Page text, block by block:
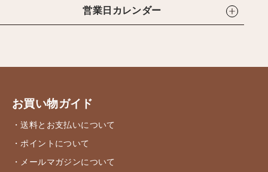
営業日カレンダー
お買い物ガイド
・送料とお支払いについて
・ポイントについて
・メールマガジンについて